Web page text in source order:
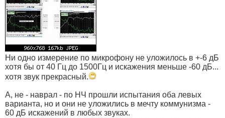
Ни одно измерение по микрофону не уложилось в +-6 дБ
хотя бы от 40 Гц до 1500Гц и искажения меньше -60 дБ...
хотя звук прекрасный.
А, не - наврал - по НЧ прошли испытания оба левых
варианта, но и они не уложились в мечту коммунизма -
60 дБ искажений в любых звуках.